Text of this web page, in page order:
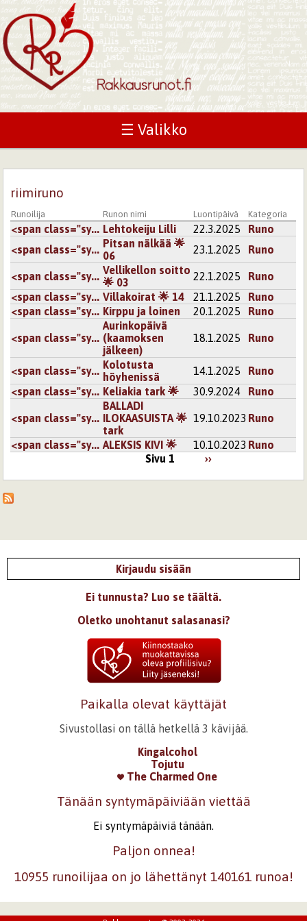
☰ Valikko
riimiruno
Runoilija Runon nimi Luontipäivä Kategoria
<span class="sy... Lehtokeiju Lilli 22.3.2025
Runo
<span class="sy... Pitsan nälkää 🌟
06
23.1.2025 Runo
<span class="sy... Vellikellon soitto
🌟 03
22.1.2025
Runo
<span class="sy... Villakoirat 🌟 14 21.1.2025
Runo
<span class="sy... Kirppu ja loinen 20.1.2025 Runo
<span class="sy...
Aurinkopäivä
(kaamoksen
jälkeen)
18.1.2025 Runo
<span class="sy... Kolotusta
höyhenissä
14.1.2025
Runo
<span class="sy... Keliakia tark 🌟 30.9.2024 Runo
<span class="sy...
BALLADI
ILOKAASUISTA 🌟
tark
19.10.2023 Runo
<span class="sy... ALEKSIS KIVI 🌟 10.10.2023 Runo
Sivu 1
››
Kirjaudu sisään
Ei tunnusta? Luo se täältä.
Oletko unohtanut salasanasi?
Paikalla olevat käyttäjät
Sivustollasi on tällä hetkellä 3 kävijää.
Kingalcohol
Tojutu
The Charmed One
Tänään syntymäpäiviään viettää
Ei syntymäpäiviä tänään.
Paljon onnea!
10955 runoilijaa on jo lähettänyt 140161 runoa!